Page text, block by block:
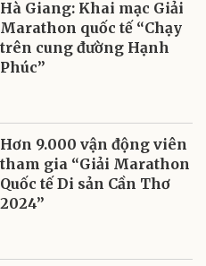
Hà Giang: Khai mạc Giải
Marathon quốc tế “Chạy
trên cung đường Hạnh
Phúc”
Hơn 9.000 vận động viên
tham gia “Giải Marathon
Quốc tế Di sản Cần Thơ
2024”